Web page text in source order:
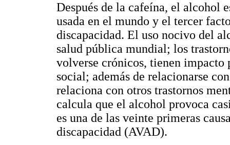
Después de la cafeína, el alcohol
usada en el mundo y el tercer
discapacidad. El uso nocivo del
salud pública mundial; los
volverse crónicos, tienen
social; además de relacionarse
relaciona con otros trastornos
calcula que el alcohol provoca
es una de las veinte primeras
discapacidad (AVAD).